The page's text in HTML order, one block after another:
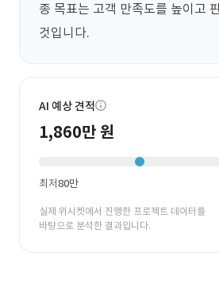
종 목표는 고객 만족도를 높이고
것입니다.
AI 예상 견적
1,860만 원
최저80만
실제 위시켓에서 진행한 프로젝트 데이터를
바탕으로 분석한 결과입니다.